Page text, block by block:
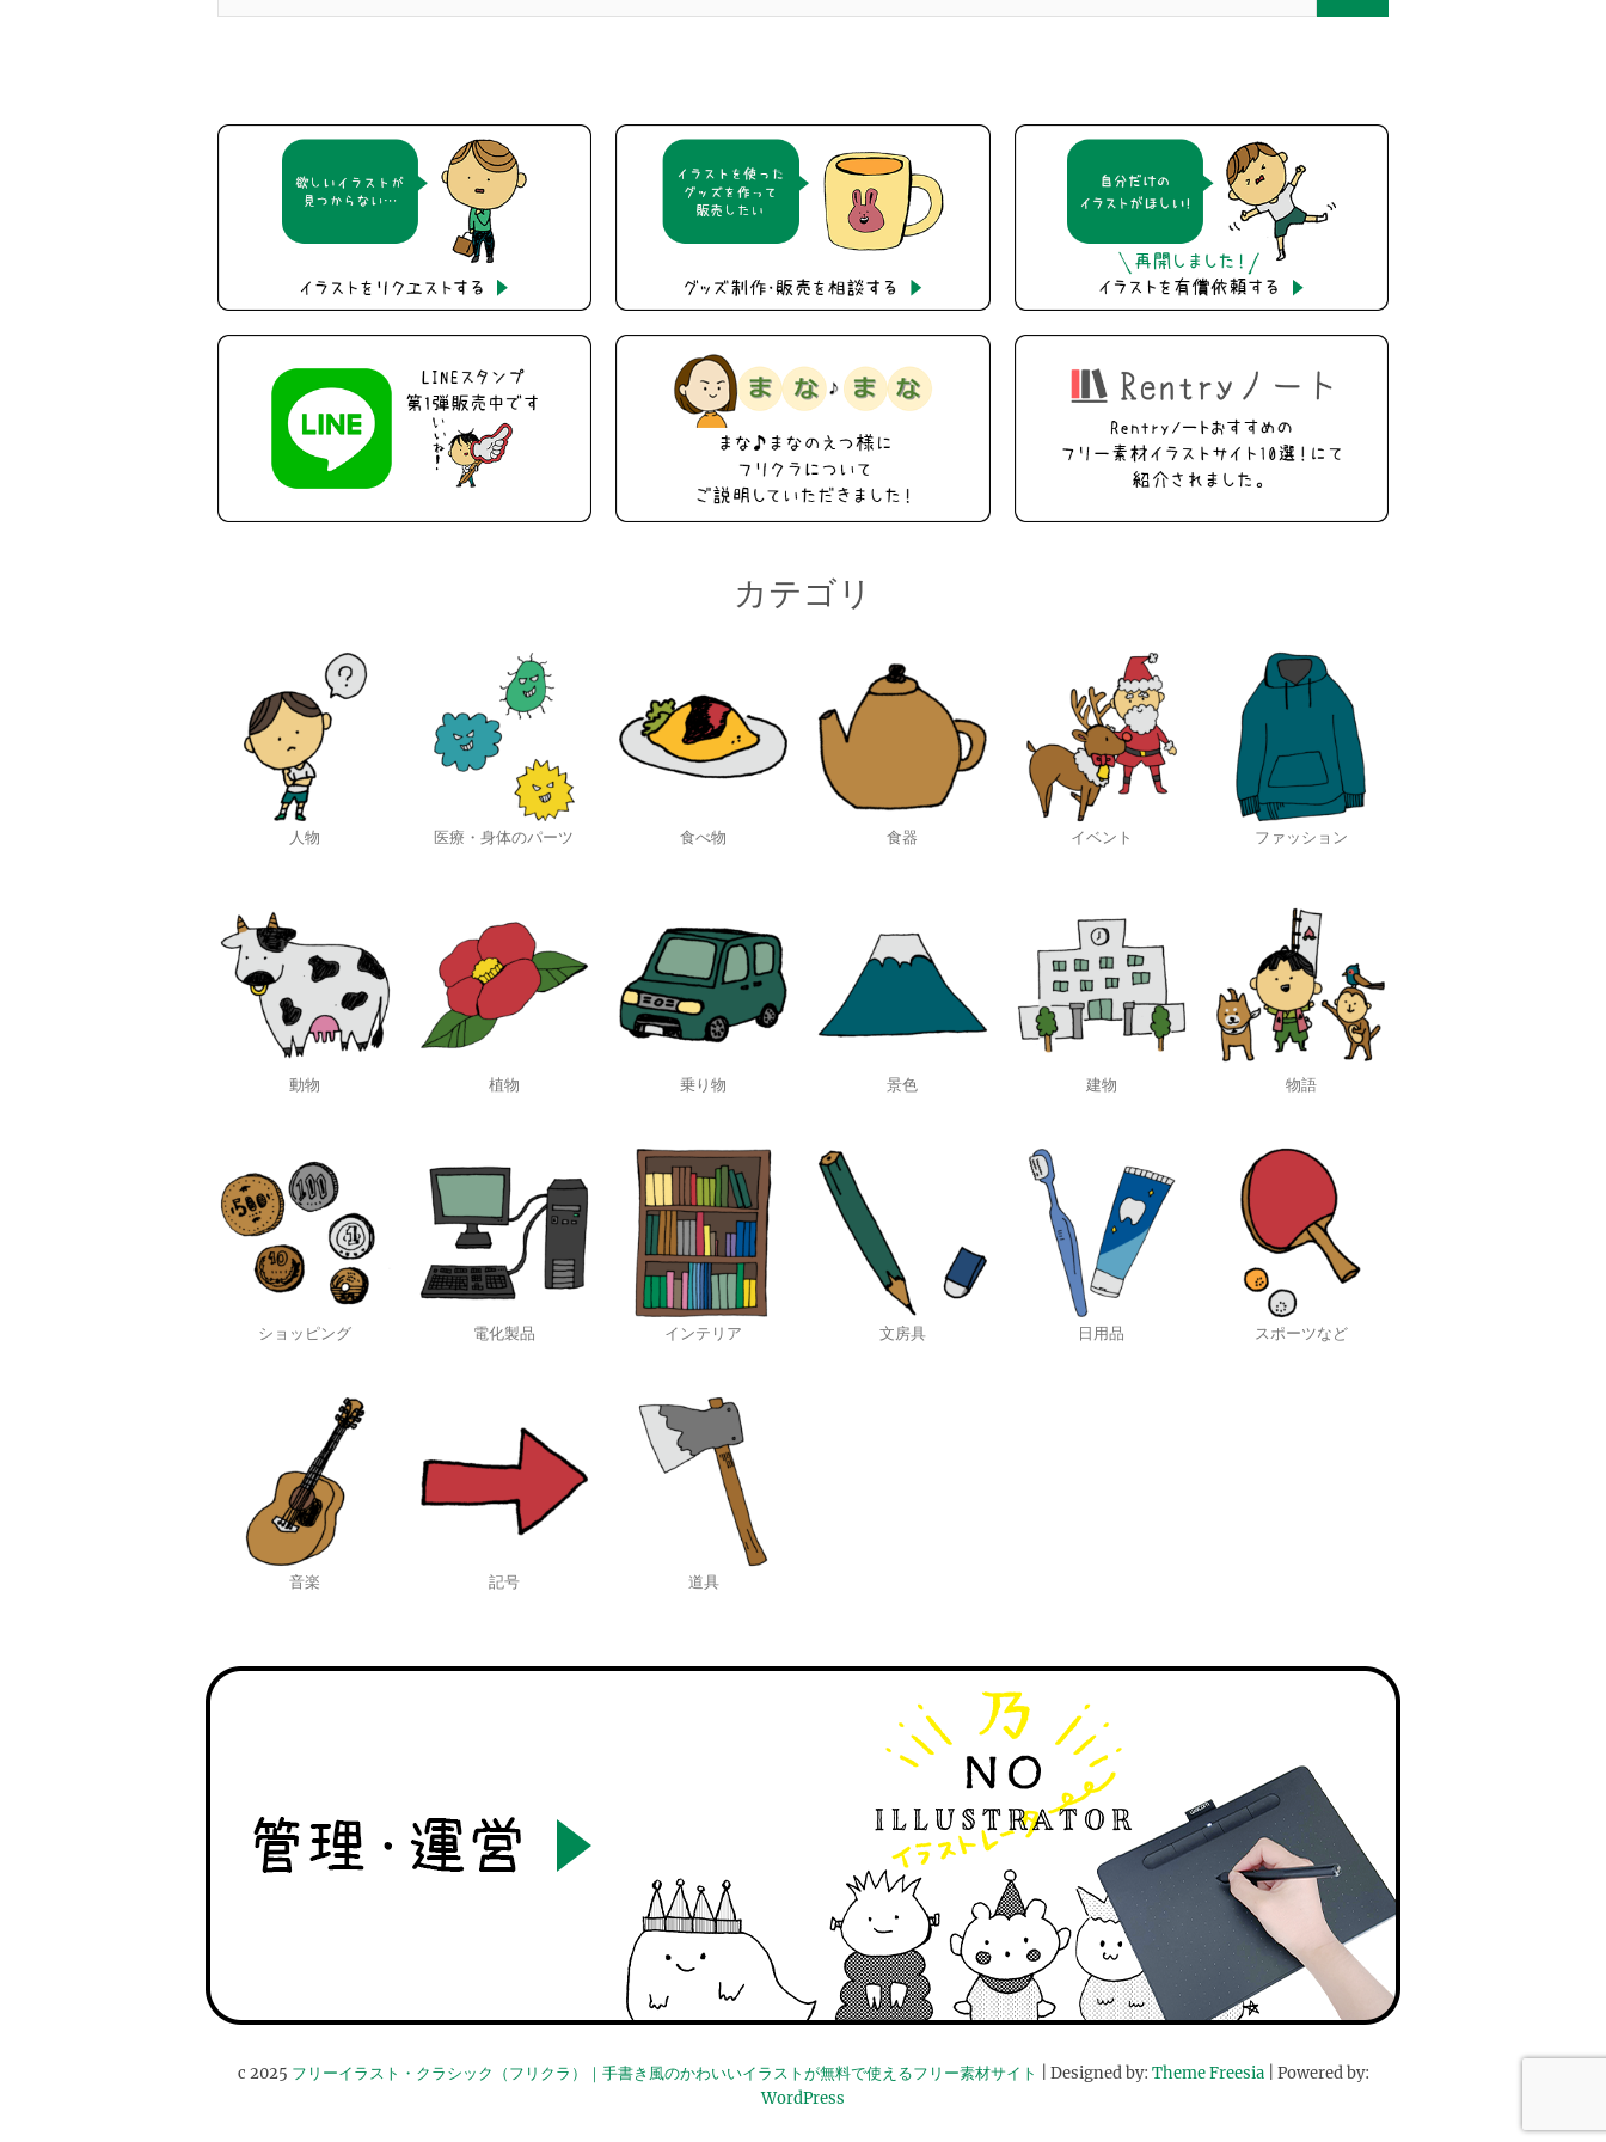
カテゴリ
人物 医療・身体のパーツ 食べ物 食器 イベント ファッション
動物 植物 乗り物 景色 建物 物語
ショッピング 電化製品 インテリア 文房具 日用品 スポーツなど
音楽 記号 道具
c 2025 フリーイラスト・クラシック（フリクラ）｜手書き風のかわいいイラストが無料で使えるフリー素材サイト | Designed by: Theme Freesia| Powered by:
WordPress